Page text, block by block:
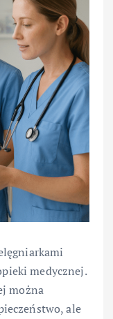
medycznej.
można
ale